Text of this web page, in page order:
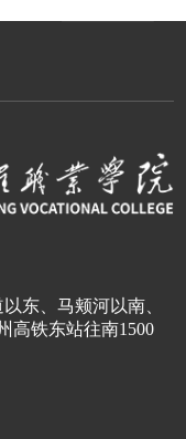
东、马颊河以南、
高铁东站往南1500